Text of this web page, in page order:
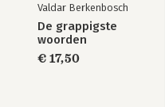
Valdar Berkenbosch
De grappigste
woorden
€ 17,50